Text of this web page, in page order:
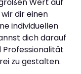
dir einen
individuellen
dich darauf
Professionalität
zu gestalten.